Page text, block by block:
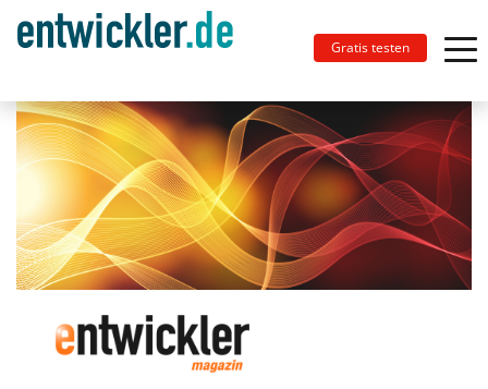
Gratis testen